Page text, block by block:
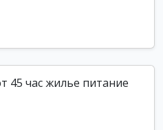
45 час жилье питание